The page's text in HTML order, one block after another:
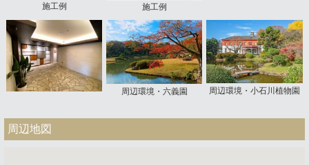
施工例 施工例
周辺環境・六義園 周辺環境・小石川植物園
周辺地図